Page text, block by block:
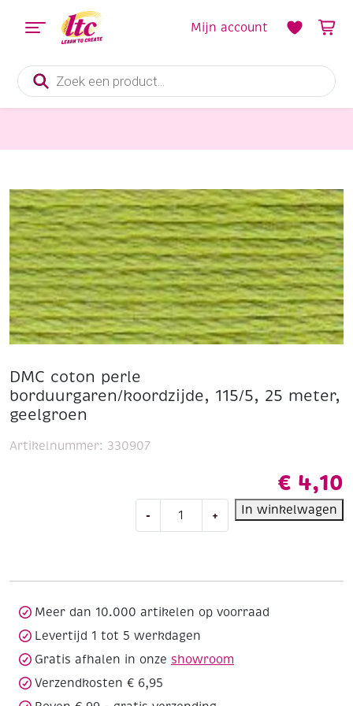
Producten
zoeken
Mijn account
DMC coton perle
borduurgaren/koordzijde, 115/5, 25 meter,
geelgroen
€ 4,10
-
meter,
geelgroen
+ In winkelwagen
Artikelnummer: 330907
Meer dan 10.000 artikelen op voorraad
Levertijd 1 tot 5 werkdagen
Gratis afhalen in onze showroom
Verzendkosten € 6,95